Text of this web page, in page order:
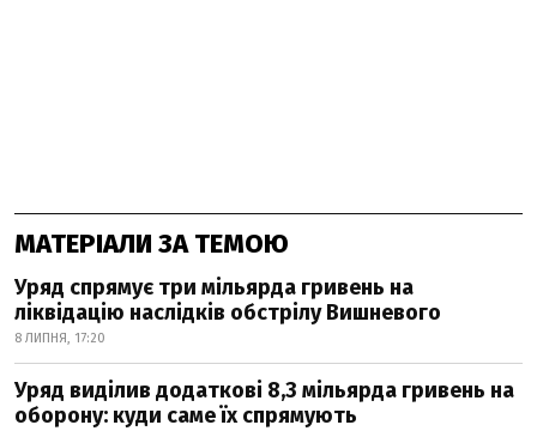
МАТЕРІАЛИ ЗА ТЕМОЮ
Уряд спрямує три мільярда гривень на
ліквідацію наслідків обстрілу Вишневого
8 ЛИПНЯ, 17:20
Уряд виділив додаткові 8,3 мільярда гривень на
оборону: куди саме їх спрямують